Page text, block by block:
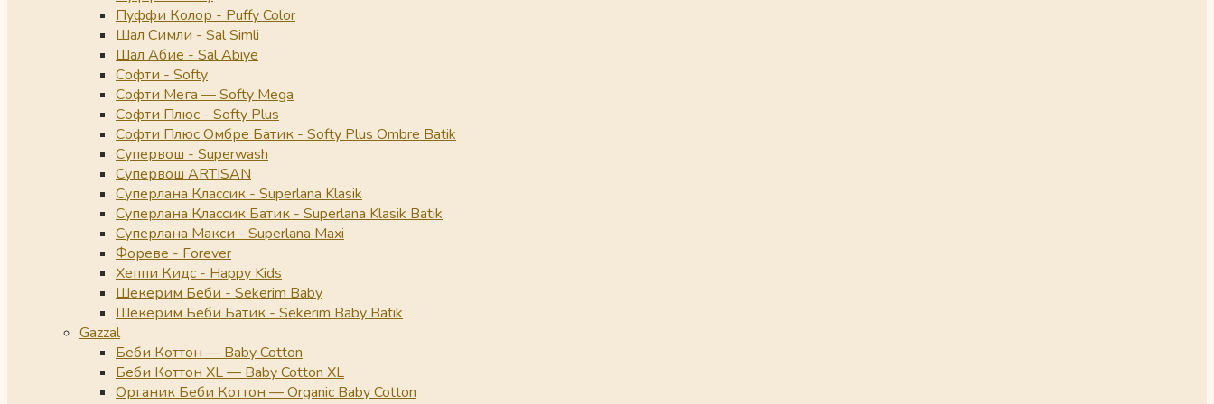
Пуффи Колор - Puffy Color
Шал Симли - Sal Simli
Шал Абие - Sal Abiye
Софти - Softy
Софти Мега — Softy Mega
Софти Плюс - Softy Plus
Софти Плюс Омбре Батик - Softy Plus Ombre Batik
Супервош - Superwash
Супервош ARTISAN
Суперлана Классик - Superlana Klasik
Суперлана Классик Батик - Superlana Klasik Batik
Суперлана Макси - Superlana Maxi
Фореве - Forever
Хеппи Кидс - Happy Kids
Шекерим Беби - Sekerim Baby
Шекерим Беби Батик - Sekerim Baby Batik
Gazzal
Беби Коттон — Baby Cotton
Беби Коттон XL — Baby Cotton XL
Органик Беби Коттон — Organic Baby Cotton